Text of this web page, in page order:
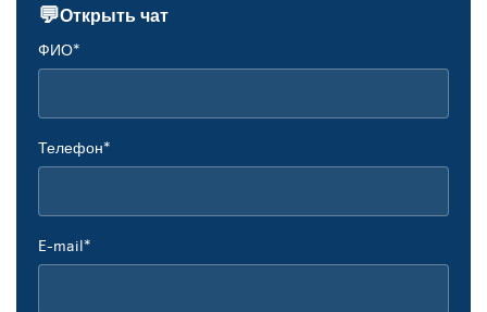
💬Открыть чат
ФИО*
Телефон*
E-mail*